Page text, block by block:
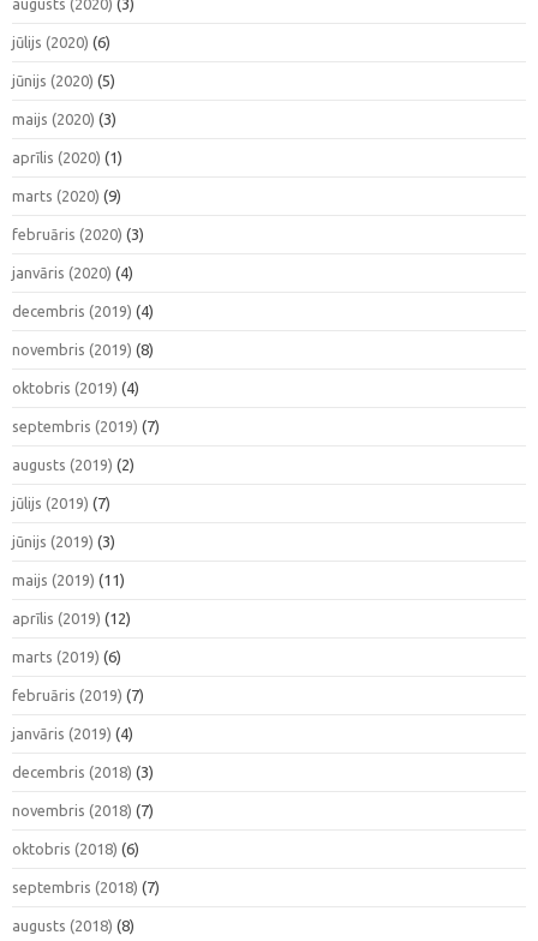
jūlijs (2020) (6)
jūnijs (2020) (5)
maijs (2020) (3)
aprīlis (2020) (1)
marts (2020) (9)
februāris (2020) (3)
janvāris (2020) (4)
decembris (2019) (4)
novembris (2019) (8)
oktobris (2019) (4)
septembris (2019) (7)
augusts (2019) (2)
jūlijs (2019) (7)
jūnijs (2019) (3)
maijs (2019) (11)
aprīlis (2019) (12)
marts (2019) (6)
februāris (2019) (7)
janvāris (2019) (4)
decembris (2018) (3)
novembris (2018) (7)
oktobris (2018) (6)
septembris (2018) (7)
augusts (2018) (8)